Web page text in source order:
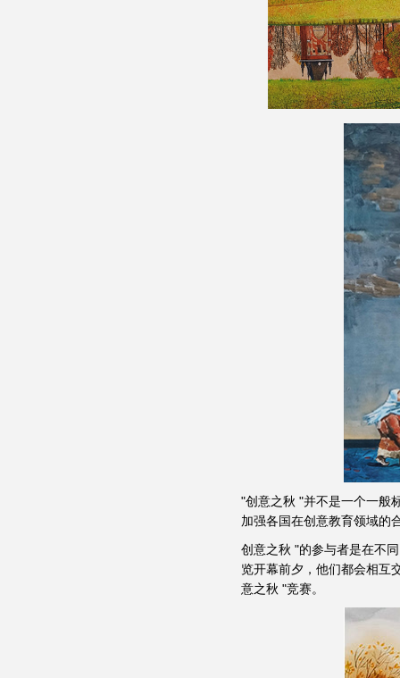
"创意之秋 "并不是一个一般
加强各国在创意教育领域的
创意之秋 "的参与者是在不
览开幕前夕，他们都会相互
意之秋 "竞赛。